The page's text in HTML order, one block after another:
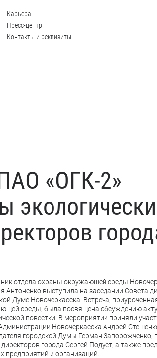
Карьера
Пресс-центр
Контакты и реквизиты
«ОГК-2»
отдела охраны окружающей среды
Антоненко выступила на заседании Совета
Думе Новочеркасска. Встреча,
среды, была посвящена обсуждению
повестки. В мероприятии приняли
Новочеркасска Андрей
городской Думы Герман Запорожченко,
города Сергей Подуст, а также
предприятий и организаций.